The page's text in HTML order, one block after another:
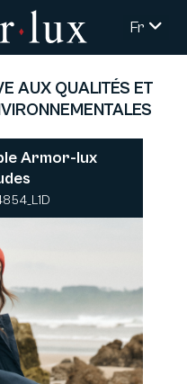
Fr
AUX QUALITÉS ET
Armor-lux